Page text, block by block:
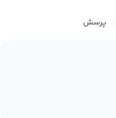
پرسش